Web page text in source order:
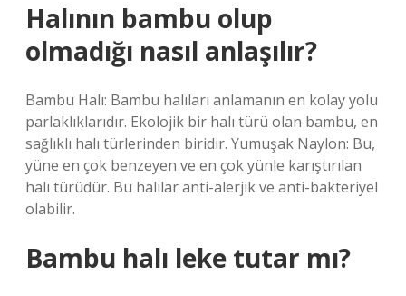
Halının bambu olup
olmadığı nasıl anlaşılır?
Bambu Halı: Bambu halıları anlamanın en kolay yolu
parlaklıklarıdır. Ekolojik bir halı türü olan bambu, en
sağlıklı halı türlerinden biridir. Yumuşak Naylon: Bu,
yüne en çok benzeyen ve en çok yünle karıştırılan
halı türüdür. Bu halılar anti-alerjik ve anti-bakteriyel
olabilir.
Bambu halı leke tutar mı?